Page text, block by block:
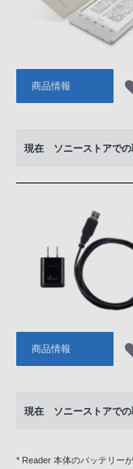
商品情報
現在 ソニーストアでの
商品情報
現在 ソニーストアでの
* Reader 本体のバッテリー